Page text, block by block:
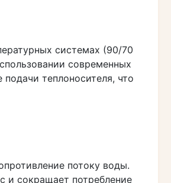
системах (90/70
современных
теплоносителя, что
потоку воды.
и сокращает потребление